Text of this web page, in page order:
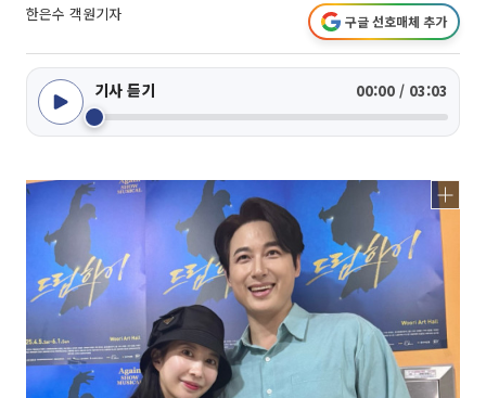
한은수 객원기자 구글 선호매체 추가
기사 듣기 00:00 / 03:03